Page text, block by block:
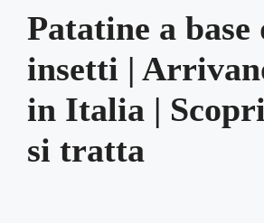
Patatine a base
insetti |
in Italia |
si tratta